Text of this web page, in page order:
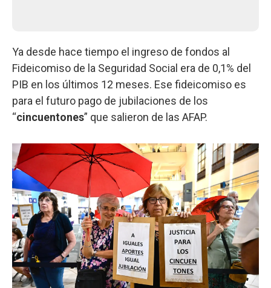
Ya desde hace tiempo el ingreso de fondos al
Fideicomiso de la Seguridad Social era de 0,1% del
PIB en los últimos 12 meses. Ese fideicomiso es
para el futuro pago de jubilaciones de los
“cincuentones” que salieron de las AFAP.